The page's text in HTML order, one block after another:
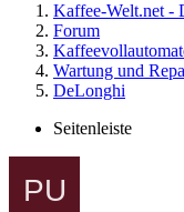
Kaffee-Welt.net -
Forum
Wartung und
DeLonghi
Seitenleiste